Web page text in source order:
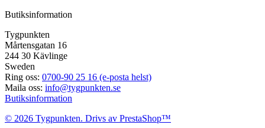
Butiksinformation
Tygpunkten
Mårtensgatan 16
244 30 Kävlinge
Sweden
Ring oss: 0700-90 25 16 (e-posta helst)
Maila oss: info@tygpunkten.se
Butiksinformation
© 2026 Tygpunkten. Drivs av PrestaShop™